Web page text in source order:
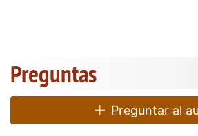
Preguntas
Preguntar al